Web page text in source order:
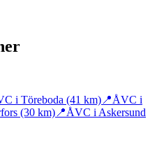
i Töreboda (41 km) 📍ÅVC i
(30 km) 📍ÅVC i Askersund